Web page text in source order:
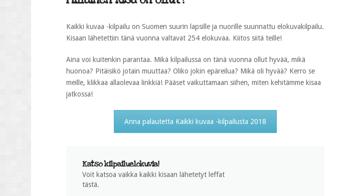
Kaikki kuvaa -kilpailu on Suomen suurin lapsille ja nuorille suunnattu elokuvakilpailu.
Kisaan lähetettiin tänä vuonna valtavat 254 elokuvaa. Kiitos siitä teille!
Aina voi kuitenkin parantaa. Mikä kilpailussa on tänä vuonna ollut hyvää, mikä
huonoa? Pitäisikö jotain muuttaa? Oliko jokin epäreilua? Mikä oli hyvää? Kerro se
meille, klikkaa allaolevaa linkkiä! Pääset vaikuttamaan siihen, miten kehitämme kisaa
jatkossa!
Anna palautetta Kaikki kuvaa -kilpailusta 2018
Katso kilpailuelokuvia!
Voit katsoa vaikka kaikki kisaan lähetetyt leffat
tästä.